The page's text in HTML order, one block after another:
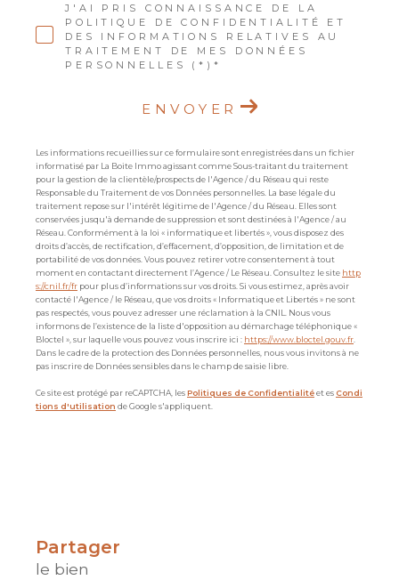
J'AI PRIS CONNAISSANCE DE LA
POLITIQUE DE CONFIDENTIALITÉ ET
DES INFORMATIONS RELATIVES AU
TRAITEMENT DE MES DONNÉES
PERSONNELLES (*)*
ENVOYER
Les informations recueillies sur ce formulaire sont enregistrées dans un fichier
informatisé par La Boite Immo agissant comme Sous-traitant du traitement
pour la gestion de la clientèle/prospects de l'Agence / du Réseau qui reste
Responsable du Traitement de vos Données personnelles. La base légale du
traitement repose sur l'intérêt légitime de l'Agence / du Réseau. Elles sont
conservées jusqu'à demande de suppression et sont destinées à l'Agence / au
Réseau. Conformément à la loi « informatique et libertés », vous disposez des
droits d’accès, de rectification, d’effacement, d’opposition, de limitation et de
portabilité de vos données. Vous pouvez retirer votre consentement à tout
moment en contactant directement l’Agence / Le Réseau. Consultez le site http
s://cnil.fr/fr pour plus d’informations sur vos droits. Si vous estimez, après avoir
contacté l'Agence / le Réseau, que vos droits « Informatique et Libertés » ne sont
pas respectés, vous pouvez adresser une réclamation à la CNIL. Nous vous
informons de l’existence de la liste d'opposition au démarchage téléphonique «
Bloctel », sur laquelle vous pouvez vous inscrire ici : https://www.bloctel.gouv.fr
Dans le cadre de la protection des Données personnelles, nous vous invitons à ne
pas inscrire de Données sensibles dans le champ de saisie libre.
Ce site est protégé par reCAPTCHA, lesPolitiques de Confidentialitéet es Condi
tions d'utilisation de Google s'appliquent.
partager
le bien